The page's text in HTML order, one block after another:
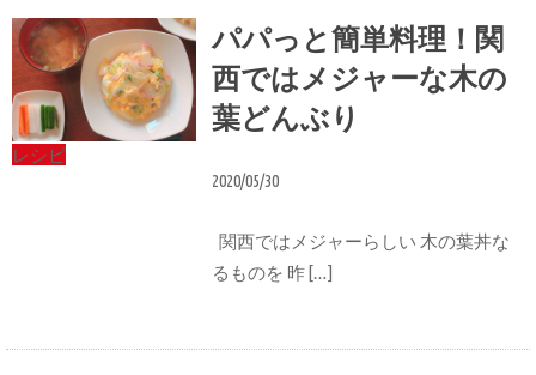
レシピ
パパっと簡単料理！関
西ではメジャーな木の
葉どんぶり
2020/05/30
関西ではメジャーらしい 木の葉丼な
るものを 昨 […]